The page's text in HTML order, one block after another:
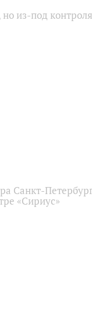
но из-под
Санкт-
«Сириус»